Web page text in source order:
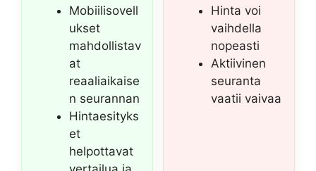
Mobiilisovell
ukset
mahdollistav
at
reaaliaikaise
n seurannan
Hintaesityks
et
helpottavat
Hinta voi
vaihdella
nopeasti
Aktiivinen
seuranta
vaatii vaivaa